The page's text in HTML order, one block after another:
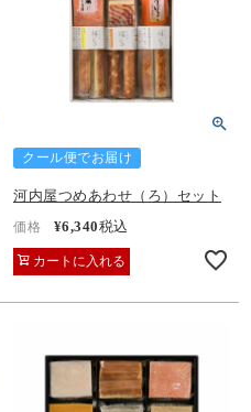
クール便でお届け
河内屋つめあわせ（ろ）セット
価格 ¥6,340税込
カートに入れる